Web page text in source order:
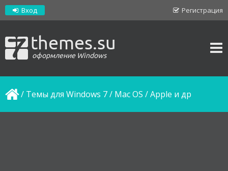
Регистрация
Вход
themes.su
оформление Windows
/ Темы для Windows 7/ Mac OS / Apple и др